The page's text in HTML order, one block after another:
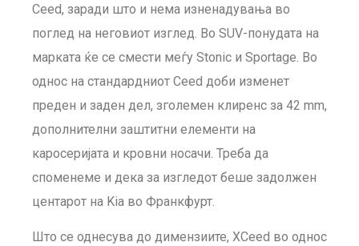
Ceed, заради што и нема изненадувања во
поглед на неговиот изглед. Во SUV-понудата на
марката ќе се смести меѓу Stonic и Sportage. Во
однос на стандардниот Ceed доби изменет
преден и заден дел, зголемен клиренс за 42 mm,
дополнителни заштитни елементи на
каросеријата и кровни носачи. Треба да
споменеме и дека за изгледот беше задолжен
центарот на Kia во Франкфурт.
Што се однесува до димензиите, XCeed во однос